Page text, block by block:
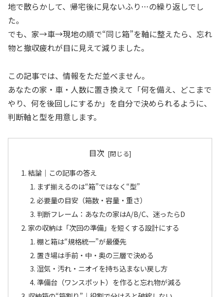
地で散らかして、帰宅後に見ないふり…の繰り返しでし
た。
でも、家→車→現地の順で“同じ箱”を軸に整えたら、忘れ
物と撤収疲れが目に見えて減りました。
この記事では、情報をただ並べません。
あなたの家・車・人数に置き換えて「何を備え、どこまで
やり、何を後回しにするか」を自分で決められるように、
判断軸と型を用意します。
目次
結論｜この記事の答え
まず揃えるのは“箱”ではなく“型”
必要量の目安（箱数・容量・重さ）
判断フレーム：あなたの家はA/B/C、迷ったらD
家の収納は「次回の準備」を短くする設計にする
棚と箱は“規格統一”が最優先
置き場は手前・中・奥の三層で決める
湿気・汚れ・ニオイを持ち込まない戻し方
準備台（ワンスポット）を作ると忘れ物が減る